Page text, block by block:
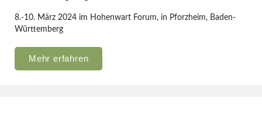
8.-10. März 2024 im Hohenwart Forum, in Pforzheim, Baden-
Württemberg
Mehr erfahren